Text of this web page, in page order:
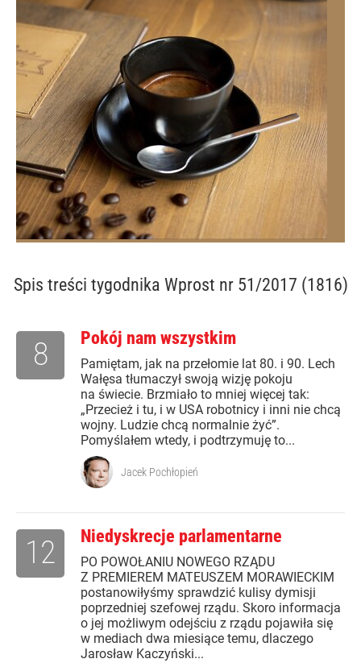
Spis treści tygodnika Wprost nr 51/2017 (1816)
Pokój nam wszystkim
Pamiętam, jak na przełomie lat 80. i 90. Lech
Wałęsa tłumaczył swoją wizję pokoju
na świecie. Brzmiało to mniej więcej tak:
„Przecież i tu, i w USA robotnicy i inni nie chcą
wojny. Ludzie chcą normalnie żyć”.
Pomyślałem wtedy, i podtrzymuję to...
8
Jacek Pochłopień
Niedyskrecje parlamentarne
PO POWOŁANIU NOWEGO RZĄDU
Z PREMIEREM MATEUSZEM MORAWIECKIM
postanowiłyśmy sprawdzić kulisy dymisji
poprzedniej szefowej rządu. Skoro informacja
o jej możliwym odejściu z rządu pojawiła się
w mediach dwa miesiące temu, dlaczego
Jarosław Kaczyński...
12